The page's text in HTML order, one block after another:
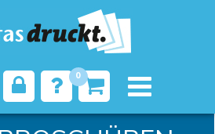
0
Bücher, Broschüren, Magazine,